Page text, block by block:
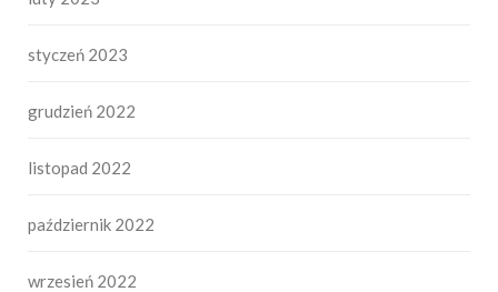
styczeń 2023
grudzień 2022
listopad 2022
październik 2022
wrzesień 2022